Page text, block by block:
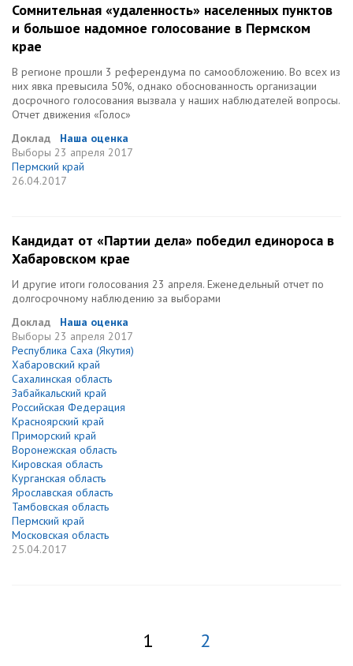
Сомнительная «удаленность» населенных пунктов
и большое надомное голосование в Пермском
крае
В регионе прошли 3 референдума по самообложению. Во всех из
них явка превысила 50%, однако обоснованность организации
досрочного голосования вызвала у наших наблюдателей вопросы.
Отчет движения «Голос»
Доклад
Наша оценка
Выборы 23 апреля 2017
Пермский край
26.04.2017
Кандидат от «Партии дела» победил единороса в
Хабаровском крае
И другие итоги голосования 23 апреля. Еженедельный отчет по
долгосрочному наблюдению за выборами
Доклад
Наша оценка
Выборы 23 апреля 2017
Республика Саха (Якутия)
Хабаровский край
Сахалинская область
Забайкальский край
Российская Федерация
Красноярский край
Приморский край
Воронежская область
Кировская область
Курганская область
Ярославская область
Тамбовская область
Пермский край
Московская область
25.04.2017
1 2